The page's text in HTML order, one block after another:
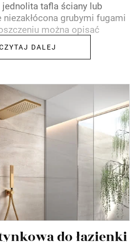
jednolita tafla ściany lub
niezakłócona grubymi fugami
można opisać
płytkami
zwanymi również...
DALEJ
do łazienki